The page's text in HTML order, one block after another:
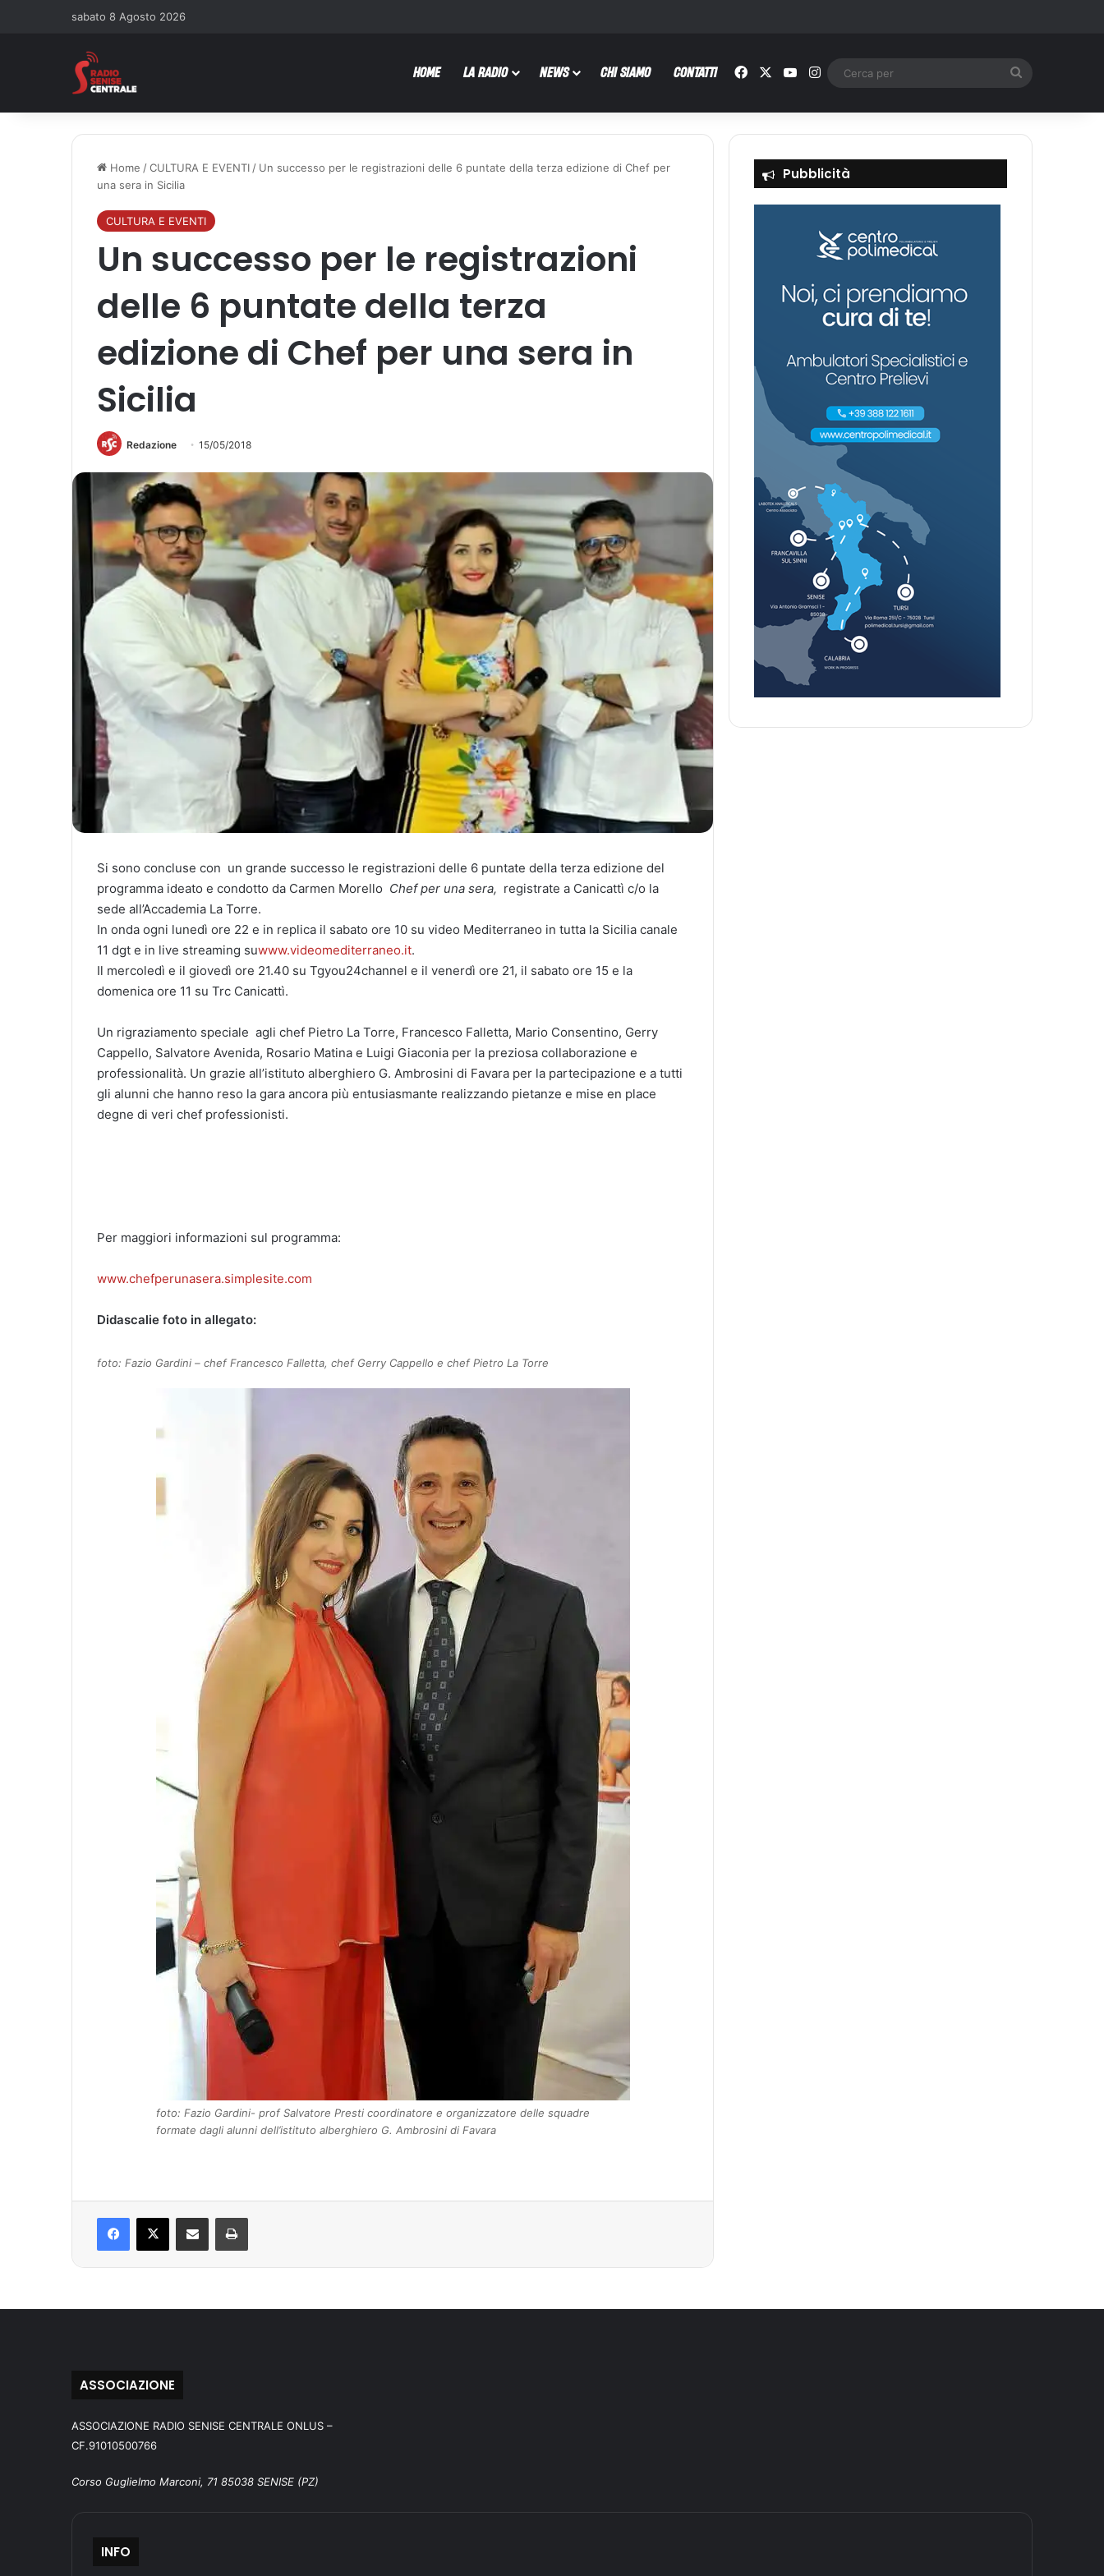
sabato 8 Agosto 2026
HOME LA RADIO NEWS CHI SIAMO CONTATTI Facebook You TubeInstagram
Home /CULTURA E EVENTI / Un successo per le registrazioni delle 6 puntate della terza edizione di Chef per
una sera in Sicilia
CULTURA E EVENTI
Un successo per le registrazioni
delle 6 puntate della terza
edizione di Chef per una sera in
Sicilia
Redazione 15/05/2018
Si sono concluse con un grande successo le registrazioni delle 6 puntate della terza edizione del
programma ideato e condotto da Carmen Morello Chef per una sera, registrate a Canicattì c/o la
sede all’Accademia La Torre.
In onda ogni lunedì ore 22 e in replica il sabato ore 10 su video Mediterraneo in tutta la Sicilia canale
11 dgt e in live streaming suwww.videomediterraneo.it.
Il mercoledì e il giovedì ore 21.40 su Tgyou24channel e il venerdì ore 21, il sabato ore 15 e la
domenica ore 11 su Trc Canicattì.
Un rigraziamento speciale agli chef Pietro La Torre, Francesco Falletta, Mario Consentino, Gerry
Cappello, Salvatore Avenida, Rosario Matina e Luigi Giaconia per la preziosa collaborazione e
professionalità. Un grazie all’istituto alberghiero G. Ambrosini di Favara per la partecipazione e a tutti
gli alunni che hanno reso la gara ancora più entusiasmante realizzando pietanze e mise en place
degne di veri chef professionisti.
Per maggiori informazioni sul programma:
www.chefperunasera.simplesite.com
Didascalie foto in allegato:
foto: Fazio Gardini – chef Francesco Falletta, chef Gerry Cappello e chef Pietro La Torre
foto: Fazio Gardini- prof Salvatore Presti coordinatore e organizzatore delle squadre
formate dagli alunni dell’istituto alberghiero G. Ambrosini di Favara
Pubblicità
ASSOCIAZIONE
ASSOCIAZIONE RADIO SENISE CENTRALE ONLUS –
CF.91010500766
Corso Guglielmo Marconi, 71 85038 SENISE (PZ)
INFO